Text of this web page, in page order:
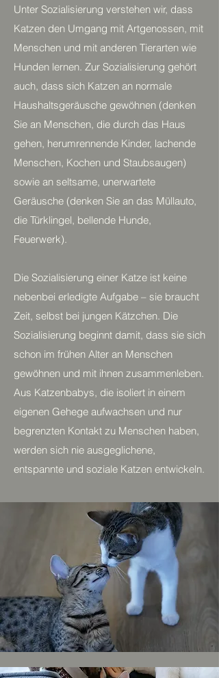
Unter Sozialisierung verstehen wir, dass
Katzen den Umgang mit Artgenossen, mit
Menschen und mit anderen Tierarten wie
Hunden lernen. Zur Sozialisierung gehört
auch, dass sich Katzen an normale
Haushaltsgeräusche gewöhnen (denken
Sie an Menschen, die durch das Haus
gehen, herumrennende Kinder, lachende
Menschen, Kochen und Staubsaugen)
sowie an seltsame, unerwartete
Geräusche (denken Sie an das Müllauto,
die Türklingel, bellende Hunde,
Feuerwerk).
Die Sozialisierung einer Katze ist keine
nebenbei erledigte Aufgabe – sie braucht
Zeit, selbst bei jungen Kätzchen. Die
Sozialisierung beginnt damit, dass sie sich
schon im frühen Alter an Menschen
gewöhnen und mit ihnen zusammenleben.
Aus Katzenbabys, die isoliert in einem
eigenen Gehege aufwachsen und nur
begrenzten Kontakt zu Menschen haben,
werden sich nie ausgeglichene,
entspannte und soziale Katzen entwickeln.